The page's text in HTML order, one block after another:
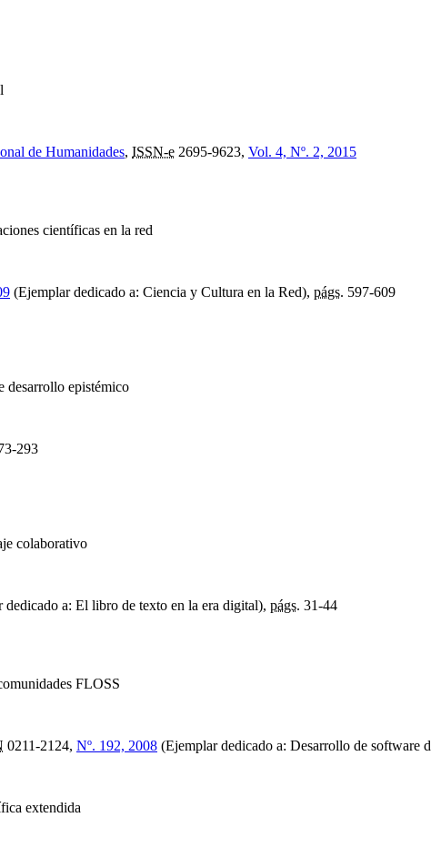
de Humanidades, ISSN-e 2695-9623, Vol. 4, Nº. 2, 2015
científicas en la red
(Ejemplar dedicado a: Ciencia y Cultura en la Red), págs. 597-609
desarrollo epistémico
293
colaborativo
dedicado a: El libro de texto en la era digital), págs. 31-44
FLOSS
0211-2124, Nº. 192, 2008 (Ejemplar dedicado a: Desarrollo de software
extendida